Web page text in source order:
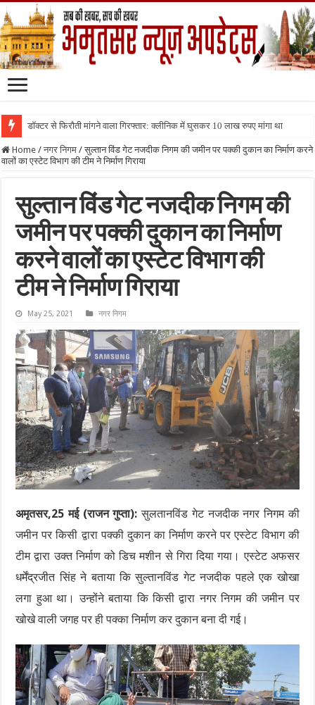
डॉक्टर से फिरौती मांगने वाला गिरफ्तार: क्लीनिक में घुसकर 10 लाख रुपए मांगा था
Home / नगर निगम / सुल्तान विंड गेट नजदीक निगम की जमीन पर पक्की दुकान का निर्माण करने
वालों का एस्टेट विभाग की टीम ने निर्माण गिराया
सुल्तान विंड गेट नजदीक निगम की
जमीन पर पक्की दुकान का निर्माण
करने वालों का एस्टेट विभाग की
टीम ने निर्माण गिराया
May 25, 2021 नगर निगम
अमृतसर,25 मई (राजन गुप्ता): सुलतानविंड गेट नजदीक नगर निगम की
जमीन पर किसी द्वारा पक्की दुकान का निर्माण करने पर एस्टेट विभाग की
टीम द्वारा उक्त निर्माण को डिच मशीन से गिरा दिया गया। एस्टेट अफसर
धर्मेंद्रजीत सिंह ने बताया कि सुल्तानविंड गेट नजदीक पहले एक खोखा
लगा हुआ था। उन्होंने बताया कि किसी द्वारा नगर निगम की जमीन पर
खोखे वाली जगह पर ही पक्का निर्माण कर दुकान बना दी गई।